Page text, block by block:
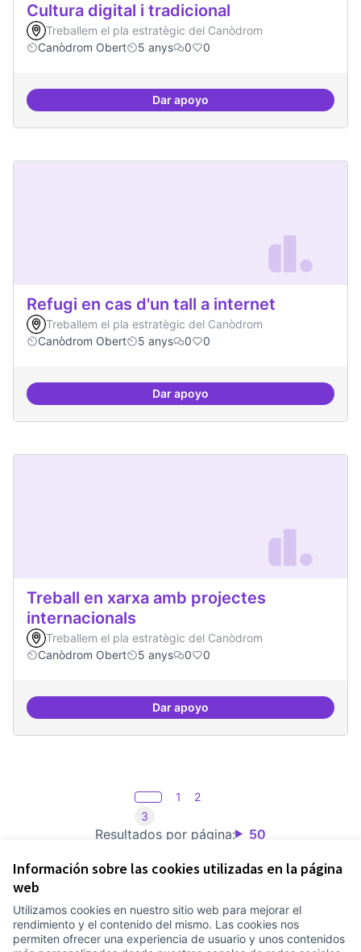
Información sobre las cookies utilizadas en la página
web
Utilizamos cookies en nuestro sitio web para mejorar el
rendimiento y el contenido del mismo. Las cookies nos
permiten ofrecer una experiencia de usuario y unos contenidos
Cultura digital i tradicional
Treballem el pla estratègic del Canòdrom
Canòdrom Obert
5 anys 0 0
Dar apoyoCultura digital i tradicional
Refugi en cas d'un tall a internet
Treballem el pla estratègic del Canòdrom
Canòdrom Obert
5 anys 0 0
Dar apoyoRefugi en cas d'un tall a internet
Treball en xarxa amb projectes
internacionals
Treballem el pla estratègic del Canòdrom
Canòdrom Obert
5 anys 0 0
Dar apoyoTreball en xarxa amb projectes
Resultados por página: 50
1
2
3
Términos y condiciones de uso
Configuración de cookies
Comunitat Canòdrom en Facebook
(Link extern)
Comunitat Canòdrom en Instagram
(Link extern)
Comunitat Canòdrom en YouTube
(Link extern)
Castellano